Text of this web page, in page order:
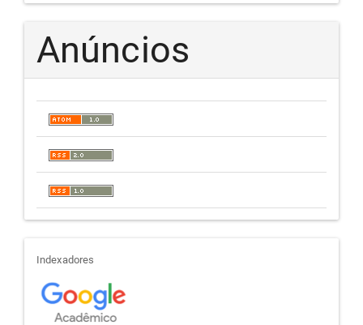
Anúncios
indexadores
Indexadores